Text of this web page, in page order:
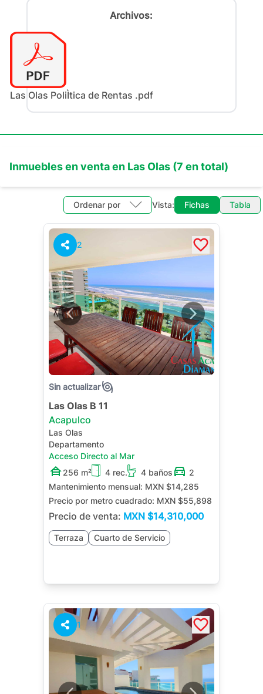
Archivos:
Las Olas PoliÌtica de Rentas .pdf
Inmuebles enventaen Las Olas (7 en total)
Ordenar por Vista: Fichas Tabla
2
Sin actualizar
Las Olas B 11
Acapulco
Las Olas
Departamento
Acceso Directo al Mar
256 m²
4 rec. 4 baños
2
Mantenimiento mensual: MXN $14,285
Precio por metro cuadrado: MXN $55,898
Precio de venta: MXN $14,310,000
Terraza Cuarto de Servicio
1